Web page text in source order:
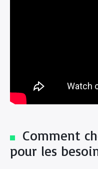
Comment
pour les